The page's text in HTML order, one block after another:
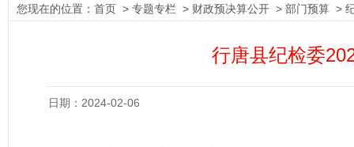
您现在的位置： 首页 > 专题专栏 > 财政预决算公开 > 部门预算 >
行唐县纪检委
日期：2024-02-06